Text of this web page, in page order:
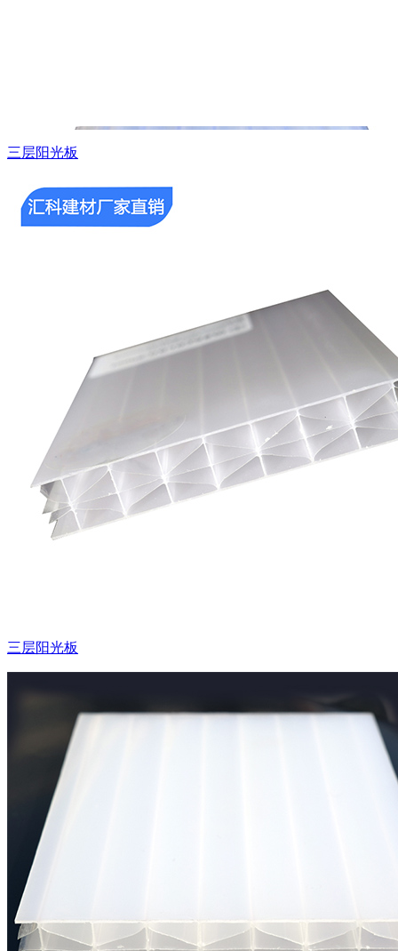
三层阳光板
三层阳光板